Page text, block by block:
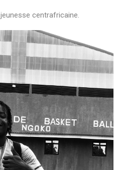
centrafricaine.